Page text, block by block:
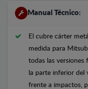
Manual Técnico:
El cubre cárter
medida para
todas las versiones
la parte inferior del
frente a impactos,